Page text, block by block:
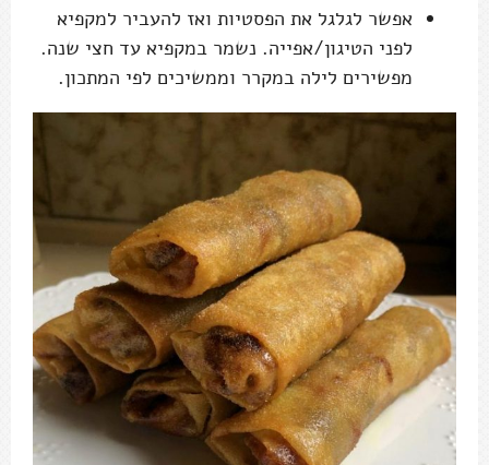
אפשר לגלגל את הפסטיות ואז להעביר למקפיא
לפני הטיגון/אפייה. נשמר במקפיא עד חצי שנה.
מפשירים לילה במקרר וממשיכים לפי המתכון.